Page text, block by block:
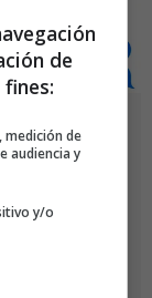
de
medición de
audiencia y
y/o